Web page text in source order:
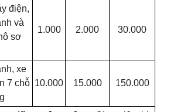
điện,
và
sơ
1.000 2.000 30.000
xe
7 chỗ 10.000 15.000 150.000